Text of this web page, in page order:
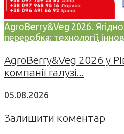
AgroBerry&Veg 2026.
переробка: технології,
AgroBerry&Veg 2026 у
компанії галузі...
05.08.2026
Залишити коментар